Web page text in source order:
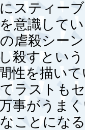
スティー
意識して
虐殺シー
殺すとい
性を描い
ラストも
事がうま
ことにな